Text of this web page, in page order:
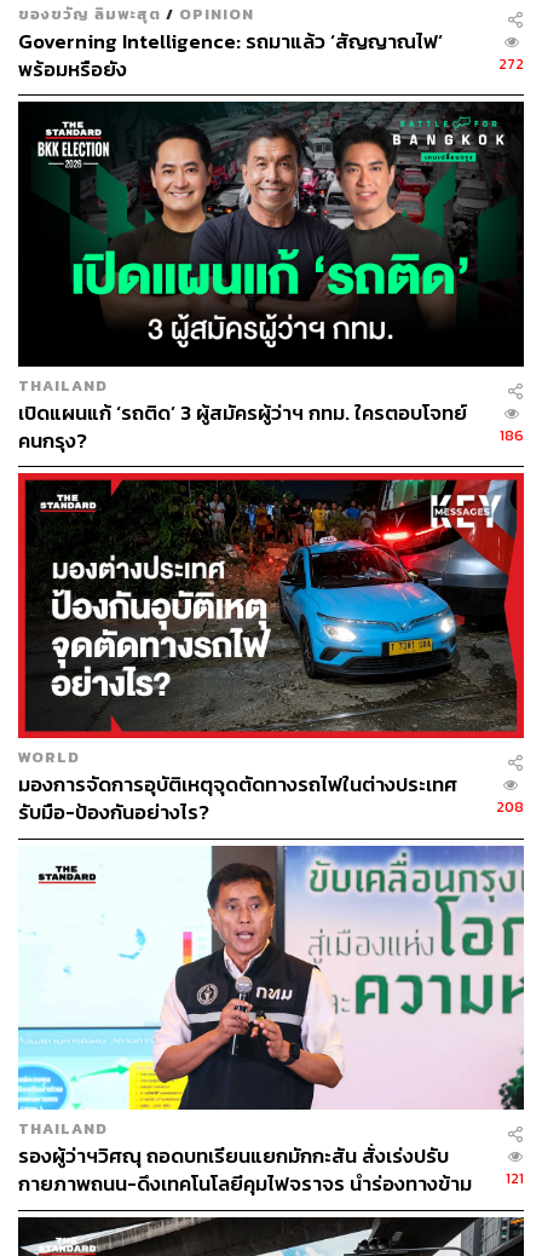
ของขวัญ ลิมพะสุต / OPINION
Governing Intelligence: รถมาแล้ว ‘สัญญาณไฟ’
พร้อมหรือยัง
272
THAILAND
เปิดแผนแก้ ‘รถติด’ 3 ผู้สมัครผู้ว่าฯ กทม. ใครตอบโจทย์
คนกรุง?
186
WORLD
มองการจัดการอุบัติเหตุจุดตัดทางรถไฟในต่างประเทศ
รับมือ-ป้องกันอย่างไร?
208
THAILAND
รองผู้ว่าฯวิศณุ ถอดบทเรียนแยกมักกะสัน สั่งเร่งปรับ
กายภาพถนน-ดึงเทคโนโลยีคุมไฟจราจร นำร่องทางข้าม
รถไฟทั่วกรุง 32 จุด
121